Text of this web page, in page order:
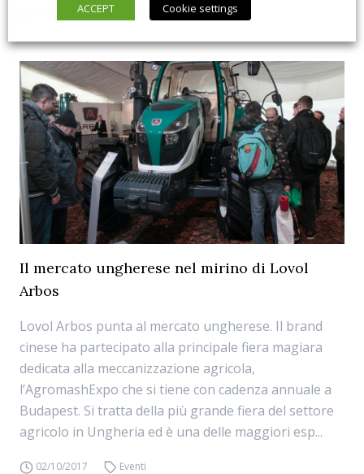
07/05/2018
Il mercato ungherese nel mirino di Lovol
Arbos
Lovol Arbos punta al mercato ungherese. Il brand
cinese ha partecipato alla principale fiera magiara
dedicata alla meccanizzazione agricola,
l’AgromashExpo che si tiene con cadenza annuale a
Budapest. Si tratta della più grande fiera del settore
agricolo in Ungheria ed è una delle maggiori esp...
02/10/2017 Eventi
ACCEPT
Cookie settings